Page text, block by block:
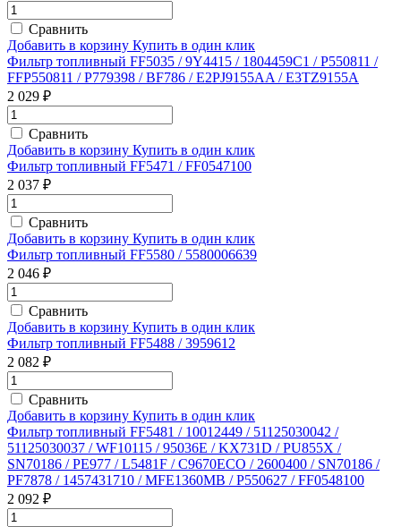
Сравнить
Добавить в корзину Купить в один клик
Фильтр топливный FF5035 / 9Y4415 / 1804459C1 / P550811 /
FFP550811 / P779398 / BF786 / E2PJ9155AA / E3TZ9155A
2 029 ₽
Сравнить
Добавить в корзину Купить в один клик
Фильтр топливный FF5471 / FF0547100
2 037 ₽
Сравнить
Добавить в корзину Купить в один клик
Фильтр топливный FF5580 / 5580006639
2 046 ₽
Сравнить
Добавить в корзину Купить в один клик
Фильтр топливный FF5488 / 3959612
2 082 ₽
Сравнить
Добавить в корзину Купить в один клик
Фильтр топливный FF5481 / 10012449 / 51125030042 /
51125030037 / WF10115 / 95036E / KX731D / PU855X /
SN70186 / PE977 / L5481F / C9670ECO / 2600400 / SN70186 /
PF7878 / 1457431710 / MFE1360MB / P550627 / FF0548100
2 092 ₽